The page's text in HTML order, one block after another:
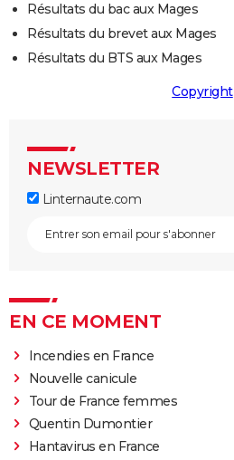
Résultats du bac aux Mages
Résultats du brevet aux Mages
Résultats du BTS aux Mages
Copyright
NEWSLETTER
Linternaute.com
EN CE MOMENT
Incendies en France
Nouvelle canicule
Tour de France femmes
Quentin Dumontier
Hantavirus en France